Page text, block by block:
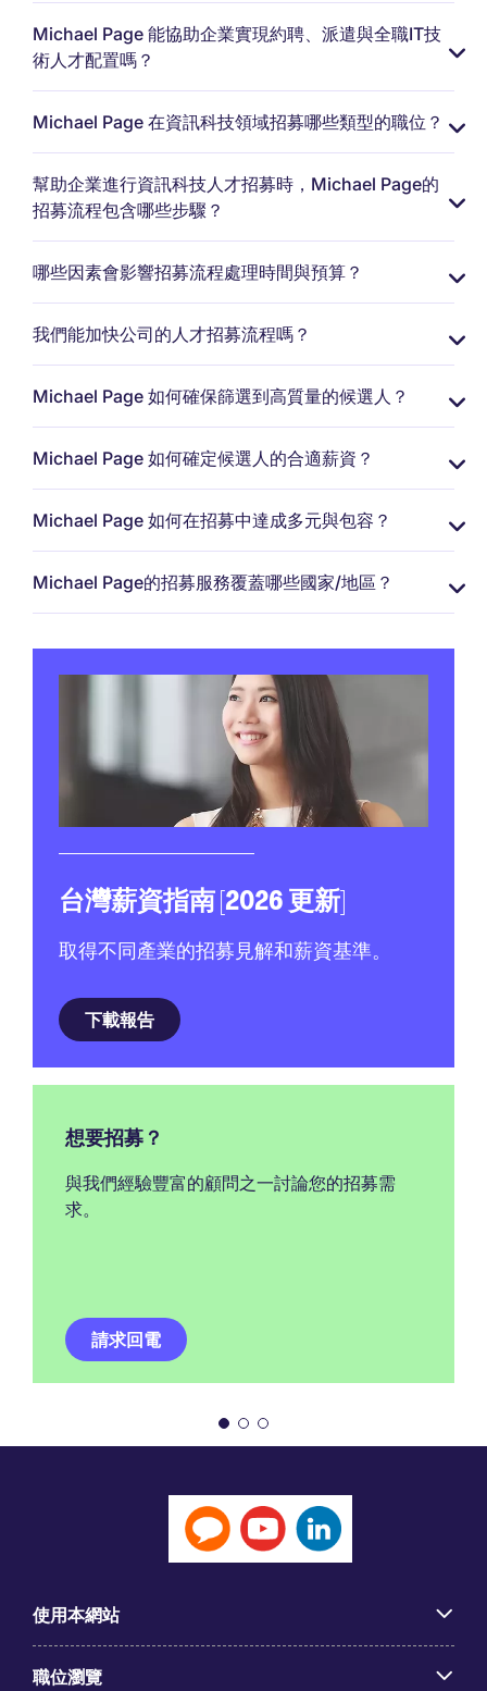
Michael Page 能協助企業實現約聘、派遣與全職IT技
術人才配置嗎？
Michael Page 在資訊科技領域招募哪些類型的職位？
幫助企業進行資訊科技人才招募時，Michael Page的
招募流程包含哪些步驟？
哪些因素會影響招募流程處理時間與預算？
我們能加快公司的人才招募流程嗎？
Michael Page 如何確保篩選到高質量的候選人？
Michael Page 如何確定候選人的合適薪資？
Michael Page 如何在招募中達成多元與包容？
Michael Page的招募服務覆蓋哪些國家/地區？
台灣薪資指南 [2026 更新]
取得不同產業的招募見解和薪資基準。
下載報告
想要招募？
與我們經驗豐富的顧問之一討論您的招募需
求。
請求回電
使用本網站
職位瀏覽